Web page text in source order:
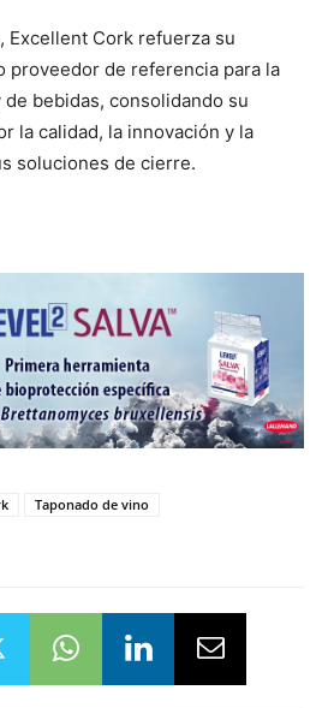
Excellent Cork refuerza su
proveedor de referencia para la
bebidas, consolidando su
la calidad, la innovación y la
soluciones de cierre.
Taponado de vino